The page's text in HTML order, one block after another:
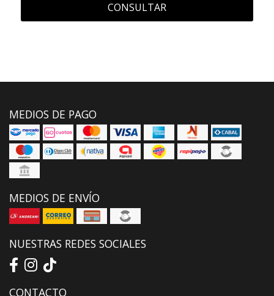
CONSULTAR
MEDIOS DE PAGO
MEDIOS DE ENVÍO
NUESTRAS REDES SOCIALES
CONTACTO